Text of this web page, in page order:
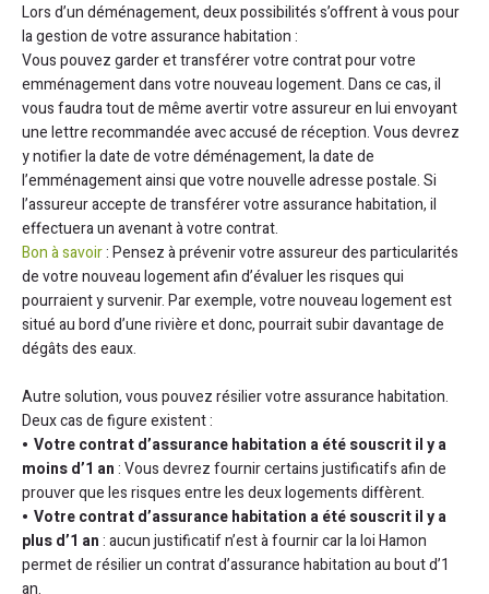
Lors d’un déménagement, deux possibilités s’offrent à vous pour
la gestion de votre assurance habitation :
Vous pouvez garder et transférer votre contrat pour votre
emménagement dans votre nouveau logement. Dans ce cas, il
vous faudra tout de même avertir votre assureur en lui envoyant
une lettre recommandée avec accusé de réception. Vous devrez
y notifier la date de votre déménagement, la date de
l’emménagement ainsi que votre nouvelle adresse postale. Si
l’assureur accepte de transférer votre assurance habitation, il
effectuera un avenant à votre contrat.
Bon à savoir: Pensez à prévenir votre assureur des particularités
de votre nouveau logement afin d’évaluer les risques qui
pourraient y survenir. Par exemple, votre nouveau logement est
situé au bord d’une rivière et donc, pourrait subir davantage de
dégâts des eaux.
Autre solution, vous pouvez résilier votre assurance habitation.
Deux cas de figure existent :
Votre contrat d’assurance habitation a été souscrit il y a
moins d’1 an: Vous devrez fournir certains justificatifs afin de
prouver que les risques entre les deux logements diffèrent.
Votre contrat d’assurance habitation a été souscrit il y a
plus d’1 an: aucun justificatif n’est à fournir car la loi Hamon
permet de résilier un contrat d’assurance habitation au bout d’1
an.